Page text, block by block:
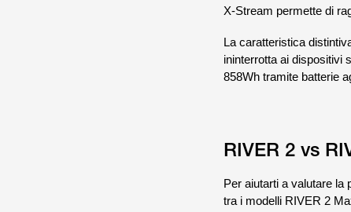
X-Stream permette di
La caratteristica
ininterrotta ai dispositivi
858Wh tramite batterie
RIVER 2 vs
Per aiutarti a valutare la
tra i modelli RIVER 2